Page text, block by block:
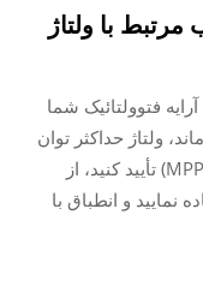
با ولتاژ
فتوولتائیک شما
می‌ماند، ولتاژ حداکثر توان
(Vmp) را در محدوده نقطه حداکثر توان (MPPT) تأیید کنید، از
و انطباق با